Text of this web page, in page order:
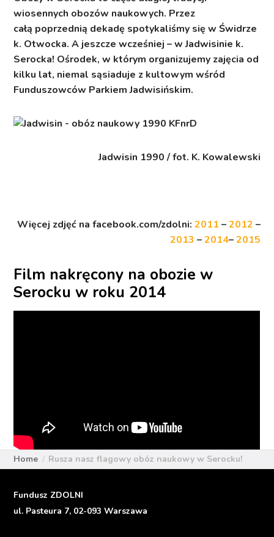
wiosennych obozów naukowych. Przez
całą poprzednią dekadę spotykaliśmy się w Świdrze
k. Otwocka. A jeszcze wcześniej – w Jadwisinie k.
Serocka! Ośrodek, w którym organizujemy zajęcia od
kilku lat, niemal sąsiaduje z kultowym wśród
Funduszowców Parkiem Jadwisińskim.
Jadwisin 1990 / fot. K. Kowalewski
Więcej zdjęć na facebook.com/zdolni: 2011 –2012 –
2013 –2014–2015
Film nakręcony na obozie w
Serocku w roku 2014
Home Rusza nasz flagowy obóz naukowy w Serocku!
Fundusz ZDOLNI
ul. Pasteura 7, 02-093 Warszawa